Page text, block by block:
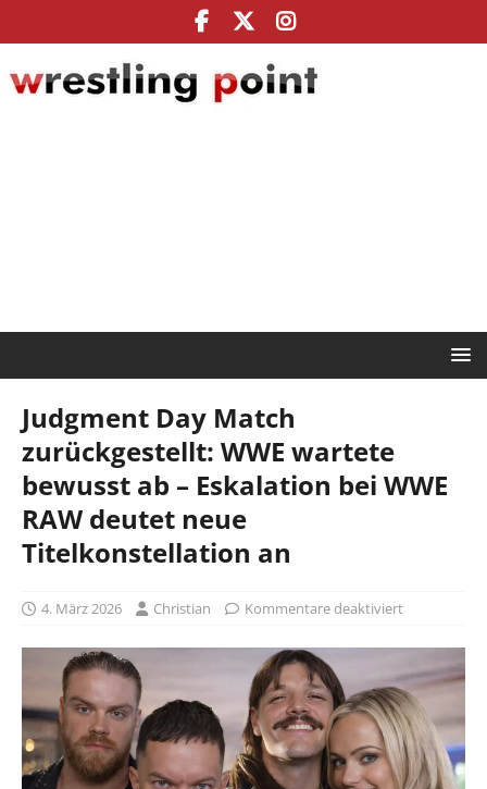
Judgment Day Match
zurückgestellt: WWE wartete
bewusst ab – Eskalation bei WWE
RAW deutet neue
Titelkonstellation an
4. März 2026 Christian Kommentare deaktiviert